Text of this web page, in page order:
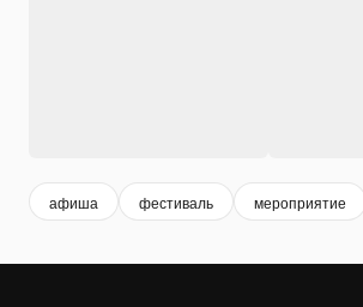
афиша фестиваль мероприятие